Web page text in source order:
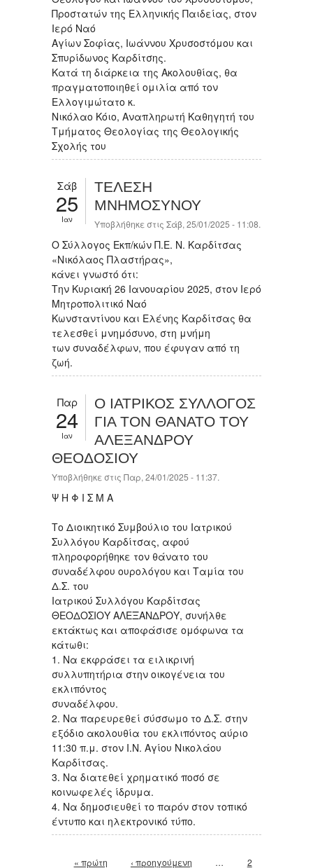
Προστατών της Ελληνικής Παιδείας, στον
Ιερό Ναό
Αγίων Σοφίας, Ιωάννου Χρυσοστόμου και
Σπυρίδωνος Καρδίτσης.
Κατά τη διάρκεια της Ακολουθίας, θα
πραγματοποιηθεί ομιλία από τον
Ελλογιμώτατο κ.
Νικόλαο Κόιο, Αναπληρωτή Καθηγητή του
Τμήματος Θεολογίας της Θεολογικής
Σχολής του
Σάβ
25
Ιαν
ΤΕΛΕΣΗ
ΜΝΗΜΟΣΥΝΟΥ
Υποβλήθηκε στις Σάβ, 25/01/2025 - 11:08.
Ο Σύλλογος Εκπ/κών Π.Ε. Ν. Καρδίτσας
«Νικόλαος Πλαστήρας»,
κάνει γνωστό ότι:
Την Κυριακή 26 Ιανουαρίου 2025, στον Ιερό
Μητροπολιτικό Ναό
Κωνσταντίνου και Ελένης Καρδίτσας θα
τελεσθεί μνημόσυνο, στη μνήμη
των συναδέλφων, που έφυγαν από τη
ζωή.
Παρ
24
Ιαν
Ο ΙΑΤΡΙΚΟΣ ΣΥΛΛΟΓΟΣ
ΓΙΑ ΤΟΝ ΘΑΝΑΤΟ ΤΟΥ
ΑΛΕΞΑΝΔΡΟΥ
ΘΕΟΔΟΣΙΟΥ
Υποβλήθηκε στις Παρ, 24/01/2025 - 11:37.
Ψ Η Φ Ι Σ Μ Α
Το Διοικητικό Συμβούλιο του Ιατρικού
Συλλόγου Καρδίτσας, αφού
πληροφορήθηκε τον θάνατο του
συναδέλφου ουρολόγου και Ταμία του
Δ.Σ. του
Ιατρικού Συλλόγου Καρδίτσας
ΘΕΟΔΟΣΙΟΥ ΑΛΕΞΑΝΔΡΟΥ, συνήλθε
εκτάκτως και αποφάσισε ομόφωνα τα
κάτωθι:
1. Να εκφράσει τα ειλικρινή
συλλυπητήρια στην οικογένεια του
εκλιπόντος
συναδέλφου.
2. Να παρευρεθεί σύσσωμο το Δ.Σ. στην
εξόδιο ακολουθία του εκλιπόντος αύριο
11:30 π.μ. στον Ι.Ν. Αγίου Νικολάου
Καρδίτσας.
3. Να διατεθεί χρηματικό ποσό σε
κοινωφελές ίδρυμα.
4. Να δημοσιευθεί το παρόν στον τοπικό
έντυπο και ηλεκτρονικό τύπο.
Σελίδες
« πρώτη ‹ προηγούμενη … 2